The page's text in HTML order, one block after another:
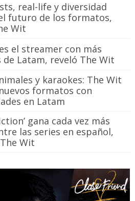
real-life y diversidad
futuro de los formatos,
Wit
el streamer con más
de Latam, reveló The Wit
y karaokes: The Wit
formatos con
en Latam
gana cada vez más
las series en español,
Wit